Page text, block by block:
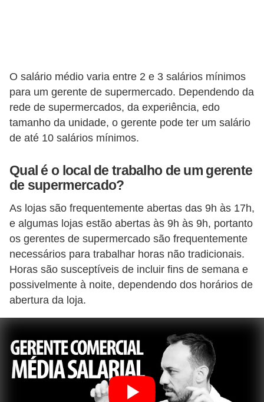
O salário médio varia entre 2 e 3 salários mínimos
para um gerente de supermercado. Dependendo da
rede de supermercados, da experiência, edo
tamanho da unidade, o gerente pode ter um salário
de até 10 salários mínimos.
Qual é o local de trabalho de um gerente
de supermercado?
As lojas são frequentemente abertas das 9h às 17h,
e algumas lojas estão abertas às 9h às 9h, portanto
os gerentes de supermercado são frequentemente
necessários para trabalhar horas não tradicionais.
Horas são susceptíveis de incluir fins de semana e
possivelmente à noite, dependendo dos horários de
abertura da loja.
s
d
e
p
n
t
o
S
o
f
t
w
e
d